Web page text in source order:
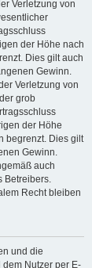
Verletzung von
der Höhe nach
Dies gilt auch
Gewinn.
Verletzung von
grob
der Höhe
begrenzt. Dies gilt
Gewinn.
auch
Recht bleiben
und die
Nutzer per E-